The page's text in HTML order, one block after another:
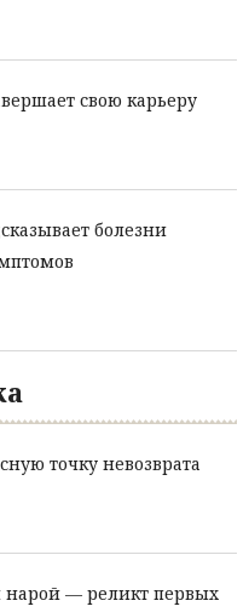
свою карьеру
болезни
точку невозврата
— реликт первых